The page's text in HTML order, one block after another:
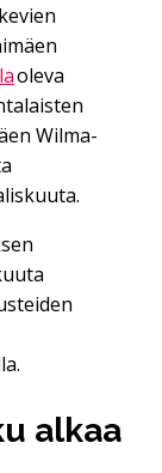
oleva
Wilma-
alkaa